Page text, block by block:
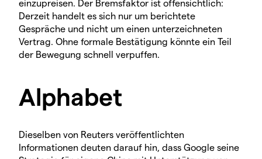
einzupreisen. Der Bremsfaktor ist offensichtlich:
Derzeit handelt es sich nur um berichtete
Gespräche und nicht um einen unterzeichneten
Vertrag. Ohne formale Bestätigung könnte ein Teil
der Bewegung schnell verpuffen.
Alphabet
Dieselben von Reuters veröffentlichten
Informationen deuten darauf hin, dass Google seine